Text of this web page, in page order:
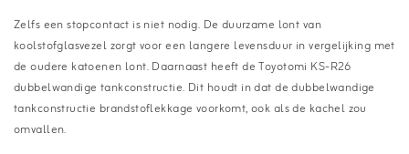
Zelfs een stopcontact is niet nodig. De duurzame lont van
koolstofglasvezel zorgt voor een langere levensduur in vergelijking met
de oudere katoenen lont. Daarnaast heeft de Toyotomi KS-R26
dubbelwandige tankconstructie. Dit houdt in dat de dubbelwandige
tankconstructie brandstoflekkage voorkomt, ook als de kachel zou
omvallen.